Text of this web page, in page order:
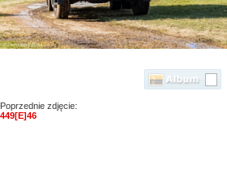
Poprzednie zdjęcie:
449[E]46